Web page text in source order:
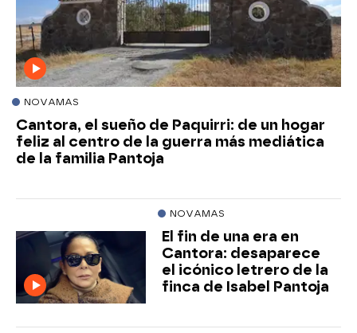
NOVAMAS
Cantora, el sueño de Paquirri: de un hogar
feliz al centro de la guerra más mediática
de la familia Pantoja
NOVAMAS
El fin de una era en
Cantora: desaparece
el icónico letrero de la
finca de Isabel Pantoja